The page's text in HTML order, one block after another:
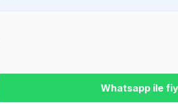
Whatsapp ile